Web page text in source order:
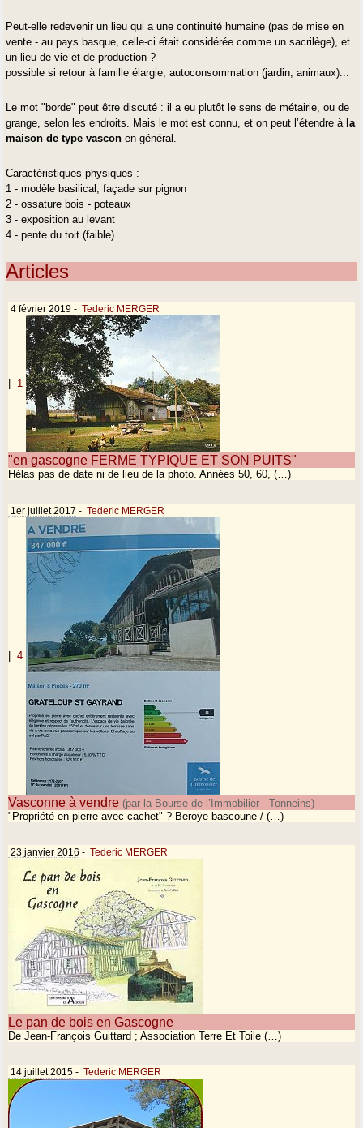
Peut-elle redevenir un lieu qui a une continuité humaine (pas de mise en
vente - au pays basque, celle-ci était considérée comme un sacrilège), et
un lieu de vie et de production ?
possible si retour à famille élargie, autoconsommation (jardin, animaux)...
Le mot "borde" peut être discuté : il a eu plutôt le sens de métairie, ou de
grange, selon les endroits. Mais le mot est connu, et on peut l’étendre à la
maison de type vascon en général.
Caractéristiques physiques :
1 - modèle basilical, façade sur pignon
2 - ossature bois - poteaux
3 - exposition au levant
4 - pente du toit (faible)
Articles
4 février 2019 - Tederic MERGER
1
"en gascogne FERME TYPIQUE ET SON PUITS"
Hélas pas de date ni de lieu de la photo. Années 50, 60, (…)
1er juillet 2017 - Tederic MERGER
| 4
Vasconne à vendre (par la Bourse de l’Immobilier - Tonneins)
"Propriété en pierre avec cachet" ? Beroÿe bascoune / (…)
23 janvier 2016 - Tederic MERGER
Le pan de bois en Gascogne
De Jean-François Guittard ; Association Terre Et Toile (…)
14 juillet 2015 - Tederic MERGER